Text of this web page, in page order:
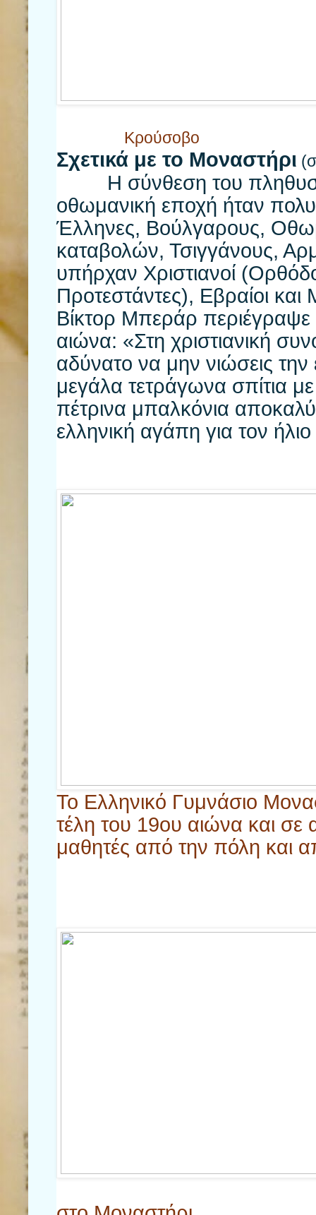
Κρούσοβο
Σχετικά με το Μοναστήρι
Η σύνθεση του
οθωμανική εποχή ήταν
Έλληνες, Βούλγαρους,
καταβολών, Τσιγγάνους,
υπήρχαν Χριστιανοί
Προτεστάντες), Εβραίοι
Βίκτορ Μπεράρ περιέγραψε
αιώνα: «Στη χριστιανική
αδύνατο να μην νιώσεις
μεγάλα τετράγωνα σπίτια με
πέτρινα μπαλκόνια
ελληνική αγάπη για
Το Ελληνικό Γυμνάσιο
τέλη του 19ου αιώνα και
μαθητές από την πόλη και